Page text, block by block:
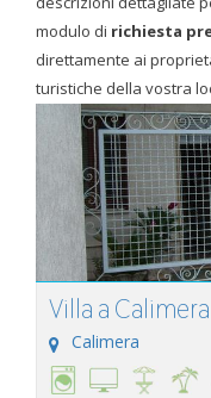
modulo di richiesta
direttamente ai
turistiche della vostra
Villa a Calimera
Calimera